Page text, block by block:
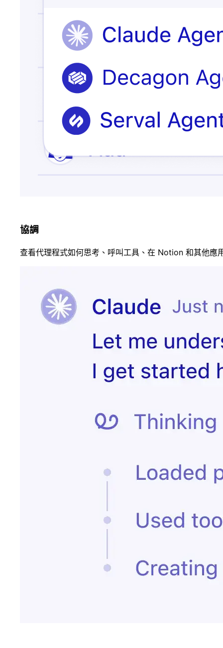
協調
查看代理程式如何思考、呼叫工具、在 Notion 和其他應